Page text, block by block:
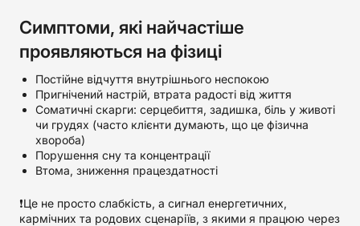
Симптоми, які найчастіше
проявляються на фізиці
Постійне відчуття внутрішнього неспокою
Пригнічений настрій, втрата радості від життя
Соматичні скарги: серцебиття, задишка, біль у животі
чи грудях (часто клієнти думають, що це фізична
хвороба)
Порушення сну та концентрації
Втома, зниження працездатності
❗️Це не просто слабкість, а сигнал енергетичних,
кармічних та родових сценаріїв, з якими я працюю через